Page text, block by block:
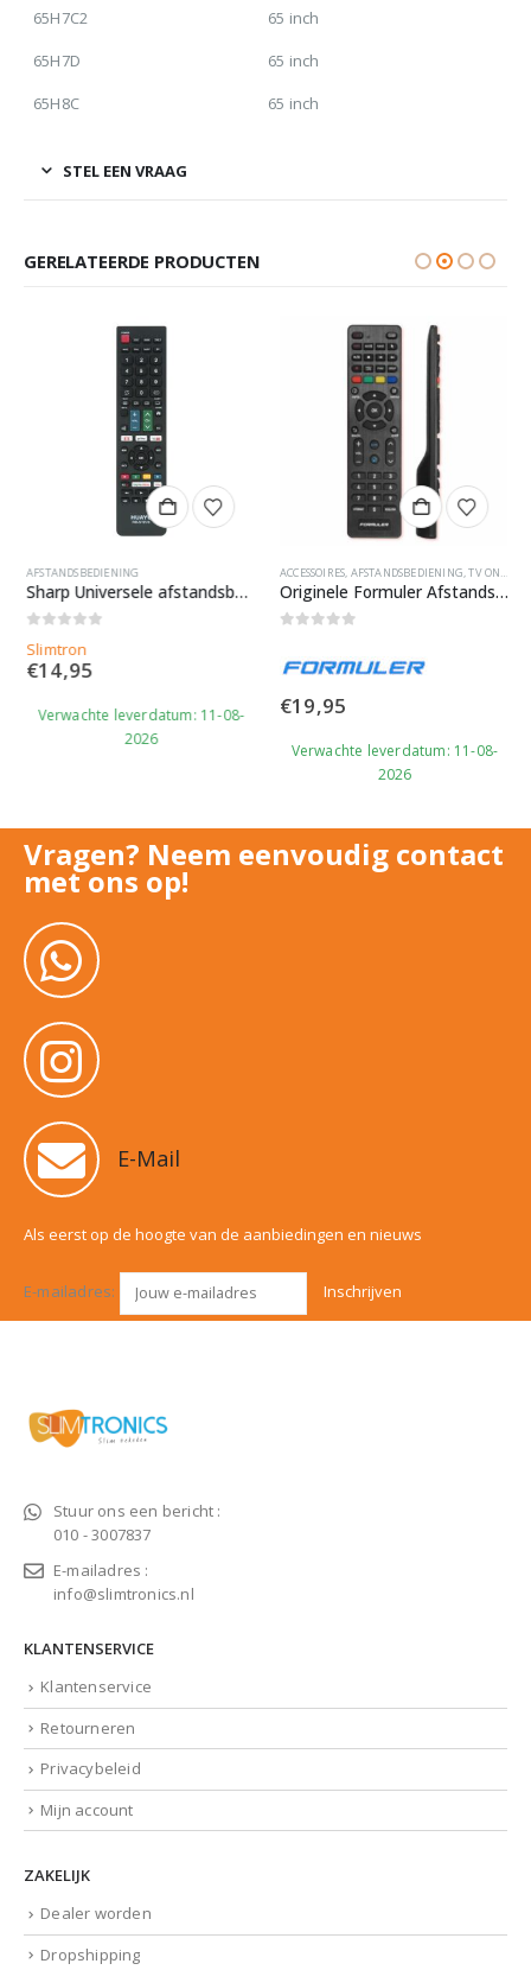
65H7C2
65 inch
65H7D
65 inch
65H8C
65 inch
STEL EEN VRAAG
GERELATEERDE PRODUCTEN
AFSTANDSBEDIENING
Sharp Universele afstandsbediening – Smart TV Remote
Slimtron
€14,95
Verwachte leverdatum: 11-08-
2026
ACCESSOIRES, AFSTANDSBEDIENING,TV ONTVANGERS
Originele Formuler Afstandsbediening (Klein)
€19,95
Verwachte leverdatum: 11-08-
2026
Vragen? Neem eenvoudig contact
met ons op!
E-Mail
Als eerst op de hoogte van de aanbiedingen en nieuws
E-mailadres:
Stuur ons een bericht :
010 - 3007837
E-mailadres :
info@slimtronics.nl
KLANTENSERVICE
Klantenservice
Retourneren
Privacybeleid
Mijn account
ZAKELIJK
Dealer worden
Dropshipping